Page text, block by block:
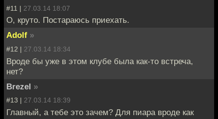
#11 | 27.03.14 18:07
О, круто. Постараюсь приехать.
Adolf »
#12 | 27.03.14 18:34
Вроде бы уже в этом клубе была как-то встреча,
нет?
Brezel »
#13 | 27.03.14 18:39
Главный, а тебе это зачем? Для пиара вроде как